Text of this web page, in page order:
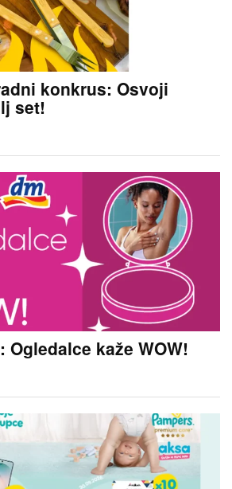
konkrus: Osvoji
set!
Ogledalce kaže WOW!